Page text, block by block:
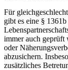
Für
gibt es eine §
immer auch geprüft
oder
abzusichern.
zusätzliches